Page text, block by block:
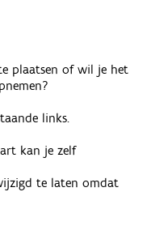
plaatsen of wil je het
links.
kan je zelf
te laten omdat